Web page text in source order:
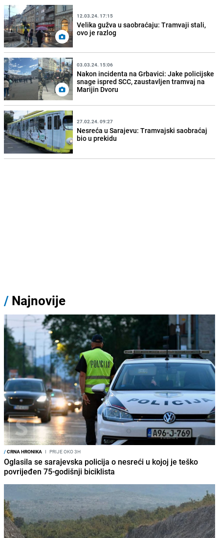
12.03.24. 17:15
Velika gužva u saobraćaju: Tramvaji stali,
ovo je razlog
03.03.24. 15:06
Nakon incidenta na Grbavici: Jake policijske
snage ispred SCC, zaustavljen tramvaj na
Marijin Dvoru
27.02.24. 09:27
Nesreća u Sarajevu: Tramvajski saobraćaj
bio u prekidu
/ Najnovije
/CRNA HRONIKA I PRIJE OKO 3H
Oglasila se sarajevska policija o nesreći u kojoj je teško
povrijeđen 75-godišnji biciklista